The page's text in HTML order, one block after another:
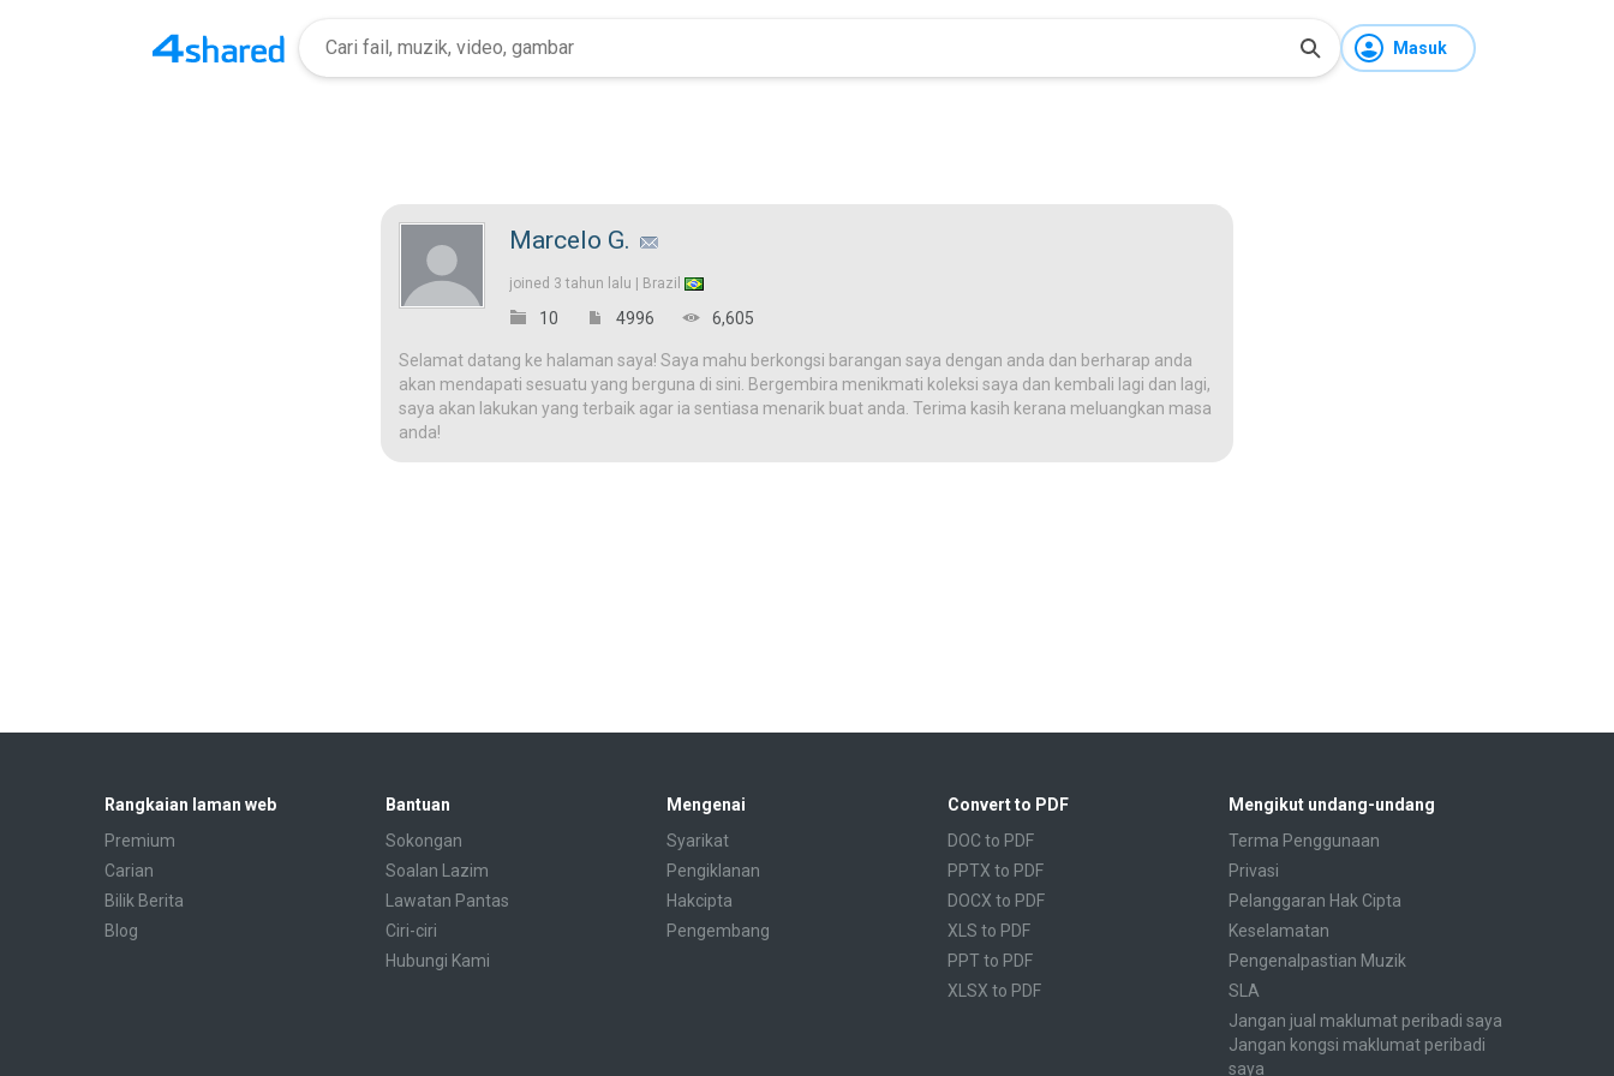
Masuk
Marcelo G.
joined 3 tahun lalu | Brazil
10 4996 6,605
Selamat datang ke halaman saya! Saya mahu berkongsi barangan saya dengan anda dan berharap anda
akan mendapati sesuatu yang berguna di sini. Bergembira menikmati koleksi saya dan kembali lagi dan lagi,
saya akan lakukan yang terbaik agar ia sentiasa menarik buat anda. Terima kasih kerana meluangkan masa
anda!
Rangkaian laman web
Premium
Carian
Bilik Berita
Blog
Bantuan
Sokongan
Soalan Lazim
Lawatan Pantas
Ciri-ciri
Hubungi Kami
Mengenai
Syarikat
Pengiklanan
Hakcipta
Pengembang
Convert to PDF
DOC to PDF
PPTX to PDF
DOCX to PDF
XLS to PDF
PPT to PDF
XLSX to PDF
Mengikut undang-undang
Terma Penggunaan
Privasi
Pelanggaran Hak Cipta
Keselamatan
Pengenalpastian Muzik
SLA
Jangan jual maklumat peribadi saya
Jangan kongsi maklumat peribadi
saya